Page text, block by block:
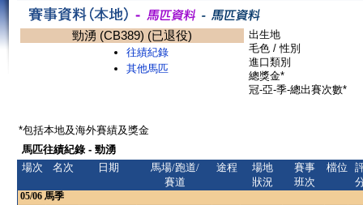
勁湧 (CB389) (已退役)
往績紀錄
其他馬匹
出生地
毛色 / 性別
進口類別
總獎金*
冠-亞-季-總出賽次數*
*包括本地及海外賽績及獎金
馬匹往績紀錄 - 勁湧
場次
名次 日期
馬場/跑道/
賽道
途程
場地
狀況
賽事
班次
檔位
05/06 馬季